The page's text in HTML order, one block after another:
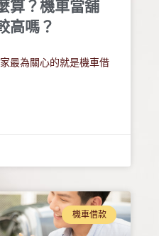
算？機車當舖
高嗎？
最為關心的就是機車借
機車借款